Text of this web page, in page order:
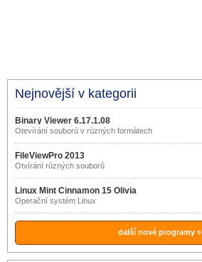
Nejnovější v kategorii
Binary Viewer 6.17.1.08
Otevírání souborů v různých formátech
FileViewPro 2013
Otvírání různých souborů
Linux Mint Cinnamon 15 Olivia
Operační systém Linux
další nové programy »